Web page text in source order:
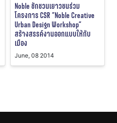
Noble ชักชวนเยาวชนร่วม
โครงการ CSR “Noble Creative
Urban Design Workshop”
สร้างสรรค์งานออกแบบให้กับ
เมือง
June, 08 2014